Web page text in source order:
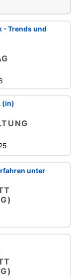
- Trends und
(in)
unter